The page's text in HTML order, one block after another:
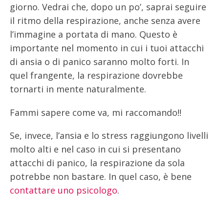
giorno. Vedrai che, dopo un po’, saprai seguire
il ritmo della respirazione, anche senza avere
l’immagine a portata di mano. Questo è
importante nel momento in cui i tuoi attacchi
di ansia o di panico saranno molto forti. In
quel frangente, la respirazione dovrebbe
tornarti in mente naturalmente.
Fammi sapere come va, mi raccomando!!
Se, invece, l’ansia e lo stress raggiungono livelli
molto alti e nel caso in cui si presentano
attacchi di panico, la respirazione da sola
potrebbe non bastare. In quel caso, è bene
contattare uno psicologo.